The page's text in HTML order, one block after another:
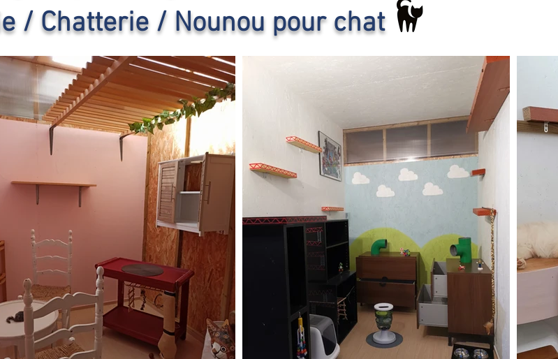
/ Chatterie / Nounou pour chat